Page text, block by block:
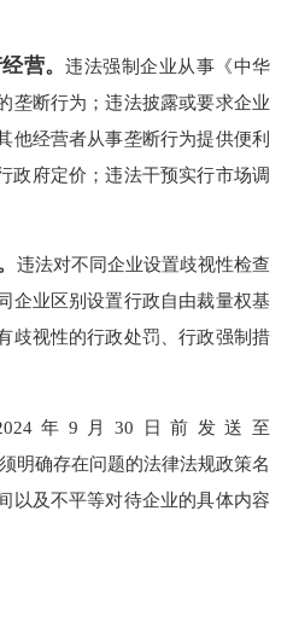
经营。违法强制企业从事《中华
垄断行为；违法披露或要求企业
他经营者从事垄断行为提供便利
政府定价；违法干预实行市场调
违法对不同企业设置歧视性检查
企业区别设置行政自由裁量权基
歧视性的行政处罚、行政强制措
年9月30日前发送至
明确存在问题的法律法规政策名
以及不平等对待企业的具体内容